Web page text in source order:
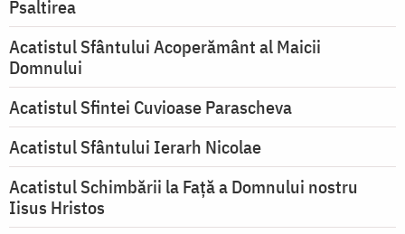
Psaltirea
Acatistul Sfântului Acoperământ al Maicii
Domnului
Acatistul Sfintei Cuvioase Parascheva
Acatistul Sfântului Ierarh Nicolae
Acatistul Schimbării la Faţă a Domnului nostru
Iisus Hristos